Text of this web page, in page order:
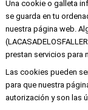
Mi
Aviso
Una cookie o galleta
se guarda en tu
nuestra página web.
prestan servicios para
Las cookies pueden
para que nuestra
autorización y son las